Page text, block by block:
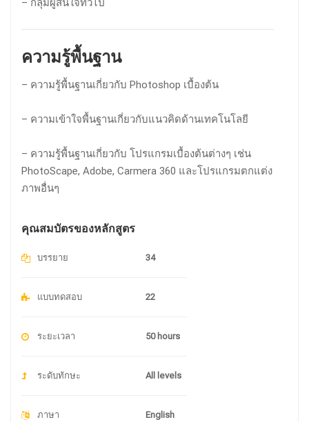
– กลุ่มผู้สนใจทั่วไป
ความรู้พื้นฐาน
– ความรู้พื้นฐานเกี่ยวกับ Photoshop เบื้องต้น
– ความเข้าใจพื้นฐานเกี่ยวกับแนวคิดด้านเทคโนโลยี
– ความรู้พื้นฐานเกี่ยวกับ โปรแกรมเบื้องต้นต่างๆ เช่น
PhotoScape, Adobe, Carmera 360 และโปรแกรมตกแต่ง
ภาพอื่นๆ
คุณสมบัตรของหลักสูตร
บรรยาย 34
แบบทดสอบ 22
ระยะเวลา 50 hours
ระดับทักษะ All levels
ภาษา English